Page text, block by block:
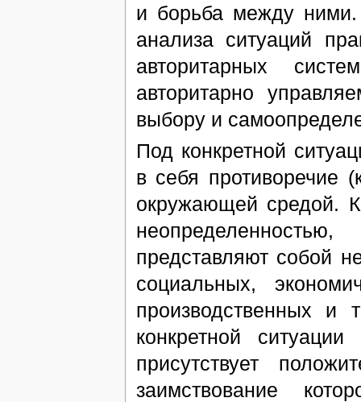
и борьба между
анализа ситуаций
авторитарных
авторитарно
выбору и
Под конкретной
в себя противоречие
окружающей средой.
представляют собой
социальных,
производственных и
конкретной
присутствует
заимствование